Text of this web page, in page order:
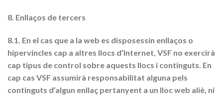
8. Enllaços de tercers
8.1. En el cas que a la web es disposessin enllaços o
hipervincles cap a altres llocs d’Internet, VSF no exercirà
cap tipus de control sobre aquests llocs i continguts. En
cap cas VSF assumirà responsabilitat alguna pels
continguts d’algun enllaç pertanyent a un lloc web aliè, ni